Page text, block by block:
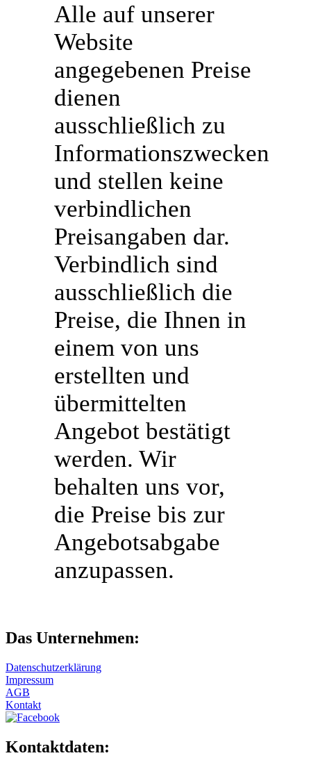
Alle auf unserer
Website
angegebenen Preise
dienen
ausschließlich zu
Informationszwecken
und stellen keine
verbindlichen
Preisangaben dar.
Verbindlich sind
ausschließlich die
Preise, die Ihnen in
einem von uns
erstellten und
übermittelten
Angebot bestätigt
werden. Wir
behalten uns vor,
die Preise bis zur
Angebotsabgabe
anzupassen.
Das Unternehmen:
Datenschutzerklärung
Impressum
AGB
Kontakt
Kontaktdaten: